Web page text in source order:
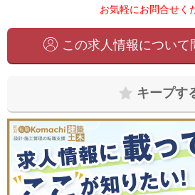
お気軽にお問合せく
この求人情報について
キープす